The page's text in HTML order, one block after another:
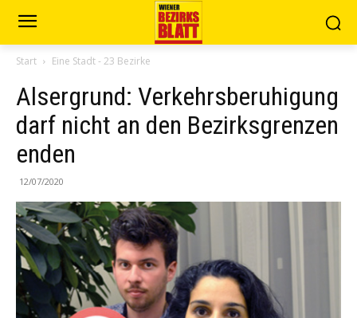
Start Eine Stadt - 23 Bezirke
Alsergrund: Verkehrsberuhigung
darf nicht an den Bezirksgrenzen
enden
12/07/2020